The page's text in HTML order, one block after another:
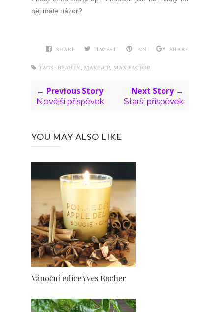
něj máte názor?
SHARE TWEET PIN SHARE
TAGS : BEAUTY MAKE-UP MAX FACTOR
← Previous Story
Novější příspěvek
Next Story →
Starší příspěvek
YOU MAY ALSO LIKE
Vánoční edice Yves Rocher